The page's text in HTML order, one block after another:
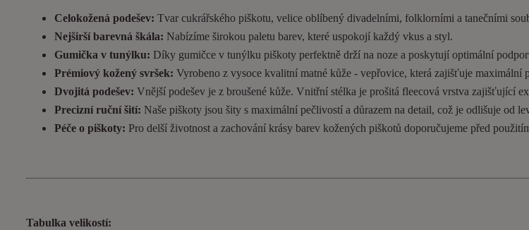
Celokožená podešev: Tvar cukrářského piškotu, velice oblíbený divadelními, folklorními a tanečními
Nejširší barevná škála: Nabízíme širokou paletu barev, které uspokojí každý vkus a styl.
Gumička v tunýlku: Díky gumičce v tunýlku piškoty perfektně drží na noze a poskytují optimální
Prémiový kožený svršek: Vyrobeno z vysoce kvalitní matné kůže - vepřovice, která zajišťuje maximální
Dvojitá podešev: Vnější podešev je z broušené kůže. Vnitřní stélka je prošitá fleecová vrstva zajišťující
Precizní ruční šití: Naše piškoty jsou šity s maximální pečlivostí a důrazem na detail, což je odlišuje od
Péče o piškoty: Pro delší životnost a zachování krásy barev kožených piškotů doporučujeme před
Tabulka velikostí: